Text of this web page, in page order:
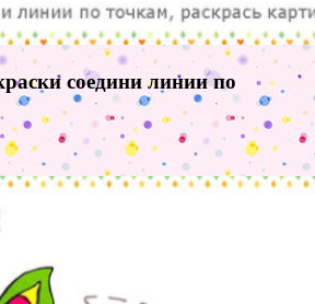
соедини линии по